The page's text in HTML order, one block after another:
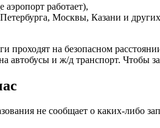
аэропорт работает),
Москвы, Казани и
проходят на безопасном
автобусы и ж/д транспорт. Чтобы
не сообщает о каких-либо